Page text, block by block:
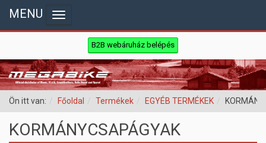
B2B webáruház belépés
MENU Toggle navigation
Ön itt van: Főoldal Termékek EGYÉB TERMÉKEK
KORMÁNYCSAPÁGYAK